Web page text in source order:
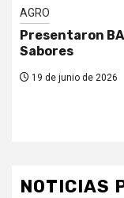
AGRO
Presentaron
Sabores
19 de junio de 2026
NOTICIAS